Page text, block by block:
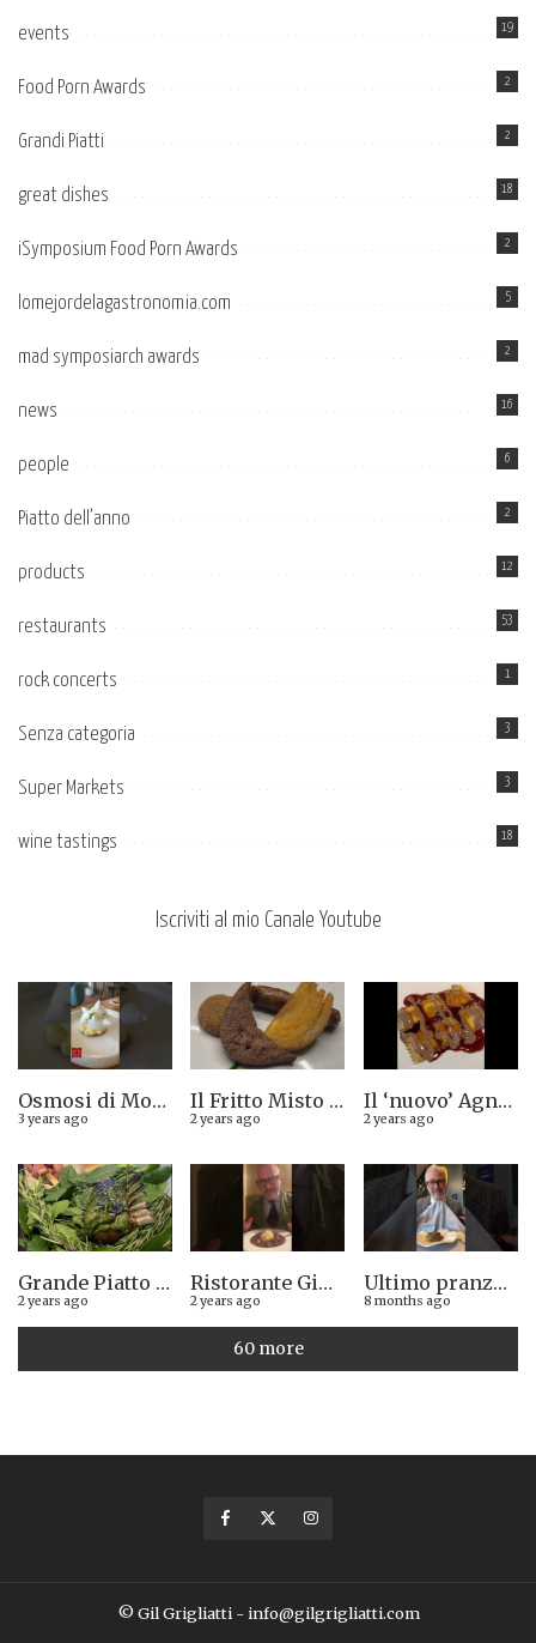
events 19
Food Porn Awards 2
Grandi Piatti 2
great dishes 18
iSymposium Food Porn Awards 2
lomejordelagastronomia.com 5
mad symposiarch awards 2
news 16
people 6
Piatto dell’anno 2
products 12
restaurants 53
rock concerts 1
Senza categoria 3
Super Markets 3
wine tastings 18
Iscriviti al mio Canale Youtube
Osmosi di Montepulciano nuova stella Michelin. Avevamo visto lungo il 14.08.2023
3 years ago
Il Fritto Misto del Centro di Priocca
2 years ago
Il ‘nuovo’ Agnolotto di Torino del Mago Rabin
2 years ago
Grande Piatto al rist. Quintilio di Altare SV: Carrè di agnello in crosta di erbe aromatiche liguri
2 years ago
Ristorante Giglio di Lucca. Stella Michelin sì o no?
2 years ago
Ultimo pranzo torinese al ristorante Casa Vicina. 13/12/2025
8 months ago
60 more
© Gil Grigliatti - info@gilgrigliatti.com